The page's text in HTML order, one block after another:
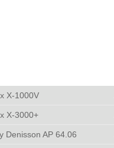
X-1000V
X-3000+
Denisson AP 64.06